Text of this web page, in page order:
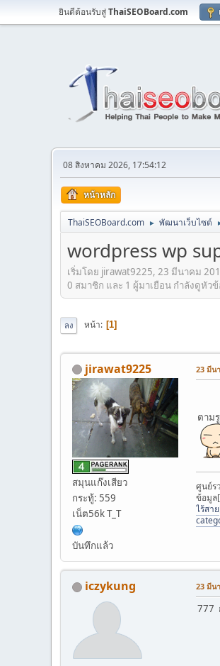
ยินดีต้อนรับสู่ThaiSEOBoard.com
08 สิงหาคม 2026, 17:54:12
หน้าหลัก
ThaiSEOBoard.com ► พัฒนาเว็บไซต์
wordpress wp
เริ่มโดย jirawat9225, 23 มีนาคม
0 สมาชิก และ 1 ผู้มาเยือน กำลังดูหัว
ลง หน้า 1
jirawat9225
สมุนแก๊งเสียว
กระทู้: 559
เน็ต56k T_T
บันทึกแล้ว
23 มีน
ตาม
ศูนย์ร
ข้อมูล
ไร้สาย
iczykung 23 มีน
777